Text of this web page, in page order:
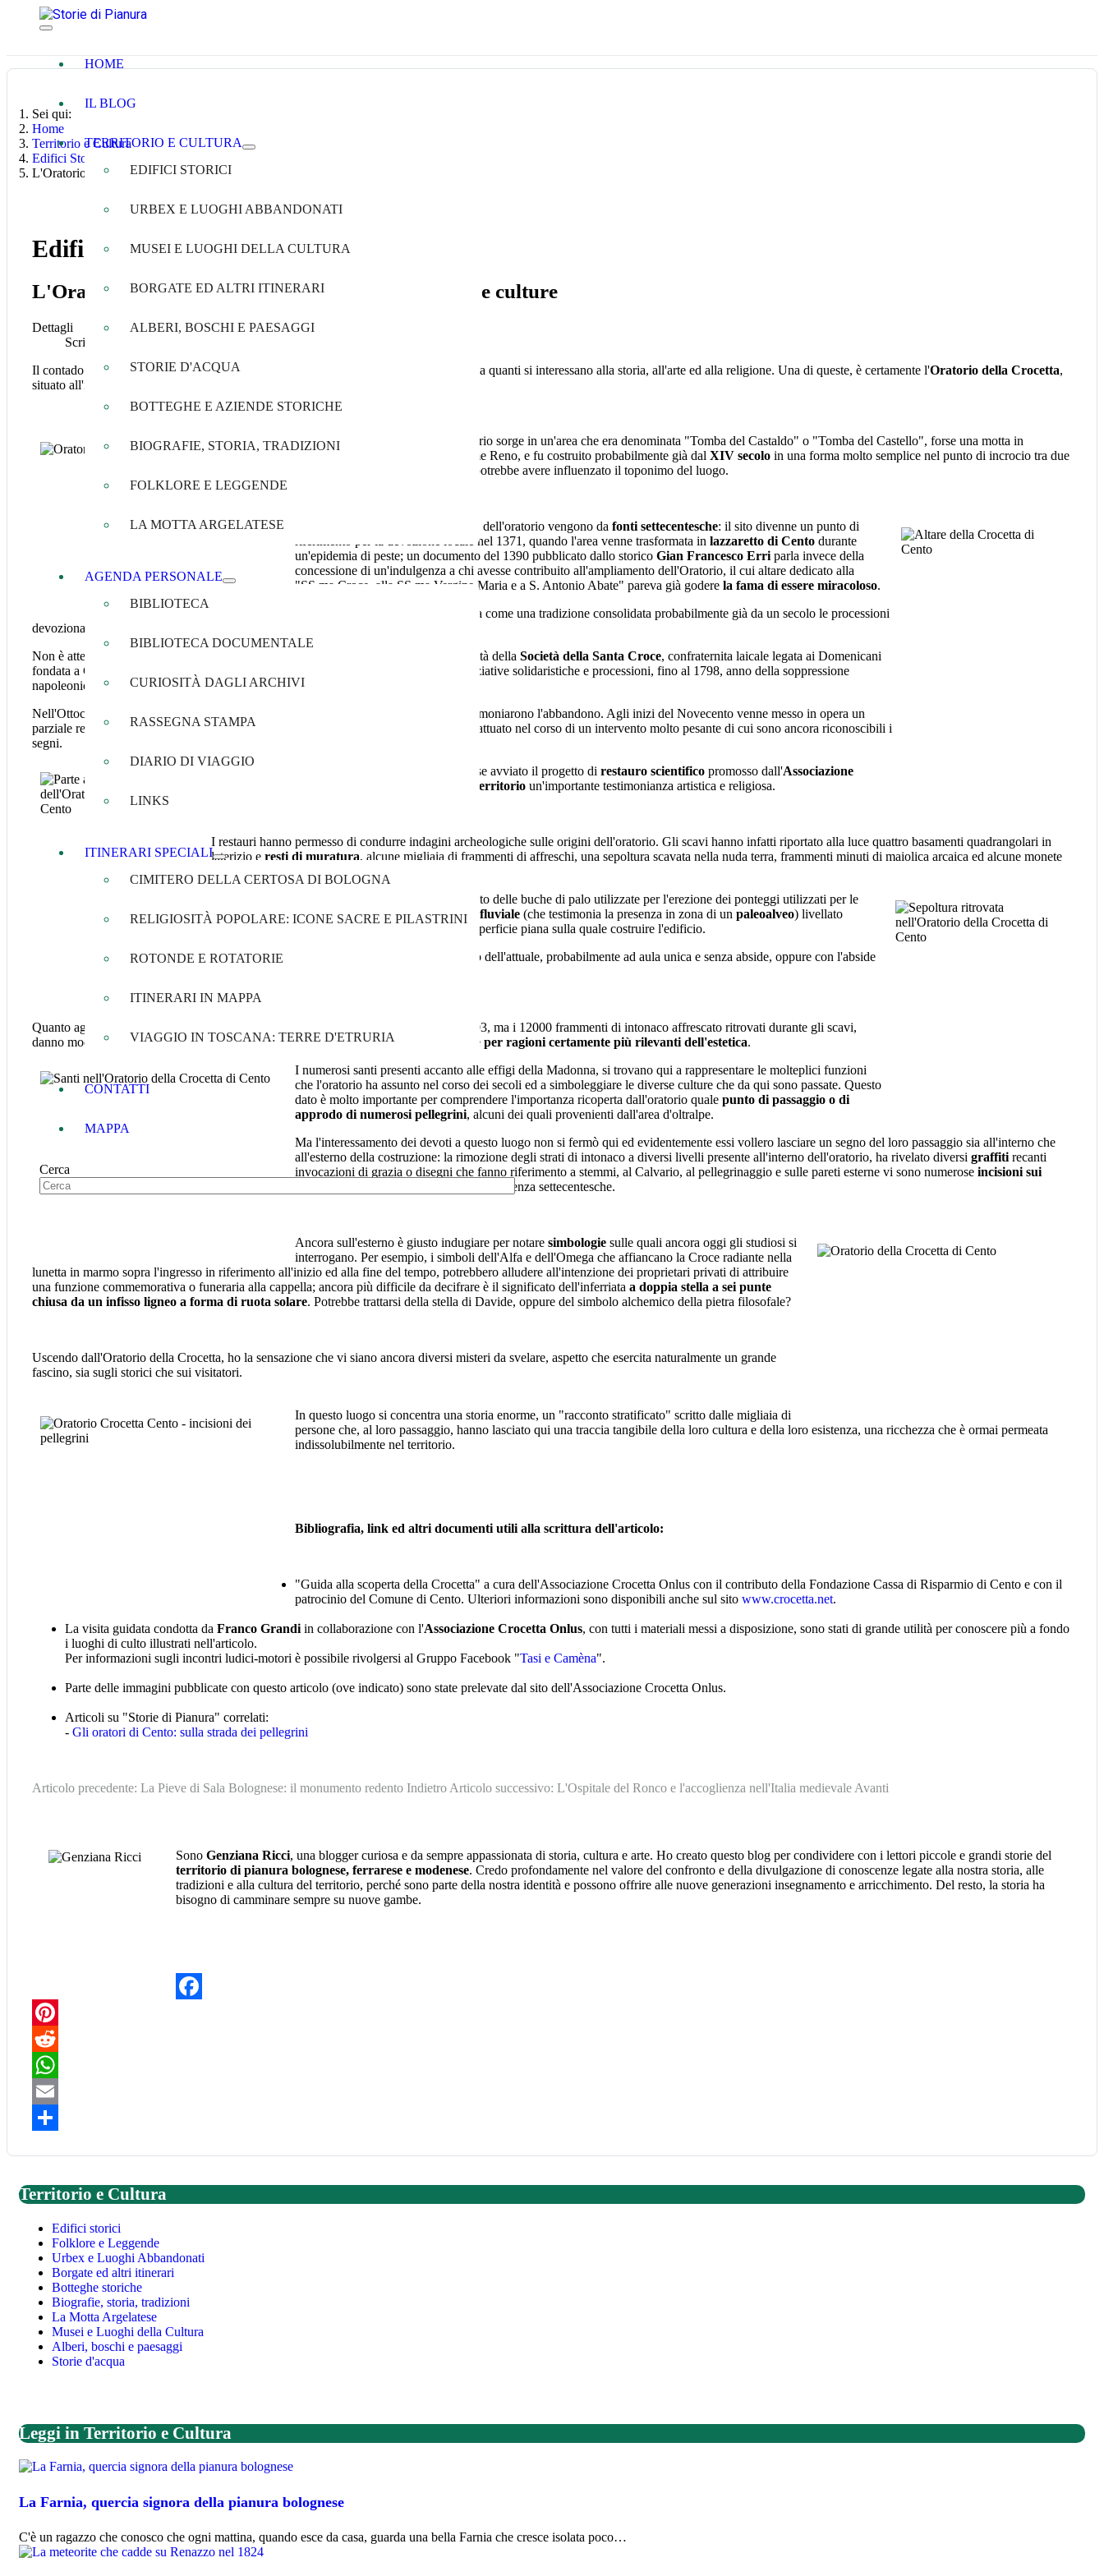
HOME
IL BLOG
TERRITORIO E CULTURA
EDIFICI STORICI
URBEX E LUOGHI ABBANDONATI
MUSEI E LUOGHI DELLA CULTURA
BORGATE ED ALTRI ITINERARI
ALBERI, BOSCHI E PAESAGGI
STORIE D'ACQUA
BOTTEGHE E AZIENDE STORICHE
BIOGRAFIE, STORIA, TRADIZIONI
FOLKLORE E LEGGENDE
LA MOTTA ARGELATESE
AGENDA PERSONALE
BIBLIOTECA
BIBLIOTECA DOCUMENTALE
CURIOSITÀ DAGLI ARCHIVI
RASSEGNA STAMPA
DIARIO DI VIAGGIO
LINKS
ITINERARI SPECIALI
CIMITERO DELLA CERTOSA DI BOLOGNA
RELIGIOSITÀ POPOLARE: ICONE SACRE E PILASTRINI
ROTONDE E ROTATORIE
ITINERARI IN MAPPA
VIAGGIO IN TOSCANA: TERRE D'ETRURIA
CONTATTI
MAPPA
Cerca
Sei qui:
Home
Territorio e Cultura
Edifici Storici
L'Oratorio della Crocetta di Cento: secoli di storia e culture
Edifici Storici
L'Oratorio della Crocetta di Cento: secoli di storia e culture
Dettagli
Scritto da
Il contado di
Cento, in provincia di Ferrara, può riservare diverse sorprese, soprattutto a quanti si interessano alla storia, all'arte ed alla religione. Una di queste, è certamente l'Oratorio della Crocetta,
situato all'incrocio tra la via Penzale e la via Sant'Orsano.
Secondo la tradizione locale, l'oratorio sorge in un'area che era denominata "Tomba del Castaldo" o "Tomba del Castello", forse una motta in
prossimità dell'antico corso del fiume Reno, e fu costruito probabilmente già dal XIV secolo in una forma molto semplice nel punto di incrocio tra due
tracciati viari, posizionamento che potrebbe avere influenzato il toponimo del luogo.
Le prime informazioni che abbiamo dell'oratorio vengono da fonti settecentesche: il sito divenne un punto di
riferimento per la devozione locale nel 1371, quando l'area venne trasformata in lazzaretto di Cento durante
un'epidemia di peste; un documento del 1390 pubblicato dallo storico Gian Francesco Erri parla invece della
concessione di un'indulgenza a chi avesse contribuito all'ampliamento dell'Oratorio, il cui altare dedicato alla
"SS.ma Croce, alla SS.ma Vergine Maria e a S. Antonio Abate" pareva già godere la fama di essere miracoloso.
Un altro documento del 1495 attesta come una tradizione consolidata probabilmente già da un secolo le processioni
devozionali verso la Crocetta promosse dalla "
Non è attestato esattamente da quando, ma ad un certo punto l'oratorio divenne proprietà della Società della Santa Croce, confraternita laicale legata ai Domenicani
fondata a Cento nel 1454, della quale sono documentate attività nell'oratorio, come iniziative solidaristiche e processioni, fino al 1798, anno della soppressione
napoleonica.
Nell'Ottocento l'oratorio divenne proprietà di privati e le diverse visite pastorali ne testimoniarono l'abbandono. Agli inizi del Novecento venne messo in opera un
parziale restauro sulla base del progetto dello scultore
, che venne attuato nel corso di un intervento molto pesante di cui sono ancora riconoscibili i
segni.
Si sarebbe dovuto attendere fino al 2003 perché fosse avviato il progetto di restauro scientifico promosso dall'Associazione
restituire al territorio un'importante testimonianza artistica e religiosa.
I restauri hanno permesso di condurre indagini archeologiche sulle origini dell'oratorio. Gli scavi hanno infatti riportato alla luce quattro basamenti quadrangolari in
laterizio e resti di muratura, alcune migliaia di frammenti di affreschi, una sepoltura scavata nella nuda terra, frammenti minuti di maiolica arcaica ed alcune monete
Le indagini hanno inoltre consentito il riconoscimento delle buche di palo utilizzate per l'erezione dei ponteggi utilizzati per le
diverse fasi di costruzione dell'oratorio, di undosso fluviale (che testimonia la presenza in zona di un paleoalveo) livellato
artificialmente con un terrapieno per ottenere una superficie piana sulla quale costruire l'edificio.
L'oratorio originario si presentava un po' più piccolo dell'attuale, probabilmente ad aula unica e senza abside, oppure con l'abside
Quanto agli
, quelli visibili alle pareti risalgono al periodo tra il 1491 ed il 1503, ma i 12000 frammenti di intonaco affrescato ritrovati durante gli scavi,
danno modo di pensare che il lavoro di decorazione parietale fosse iniziato ben prima e per ragioni certamente più rilevanti dell'estetica.
I numerosi santi presenti accanto alle effigi della Madonna, si trovano qui a rappresentare le molteplici funzioni
che l'oratorio ha assunto nel corso dei secoli ed a simboleggiare le diverse culture che da qui sono passate. Questo
dato è molto importante per comprendere l'importanza ricoperta dall'oratorio quale punto di passaggio o di
approdo di numerosi pellegrini, alcuni dei quali provenienti dall'area d'oltralpe.
Ma l'interessamento dei devoti a questo luogo non si fermò qui ed evidentemente essi vollero lasciare un segno del loro passaggio sia all'interno che
all'esterno della costruzione: la rimozione degli strati di intonaco a diversi livelli presente all'interno dell'oratorio, ha rivelato diversi graffiti recanti
invocazioni di grazia o disegni che fanno riferimento a stemmi, al Calvario, al pellegrinaggio e sulle pareti esterne vi sono numerose incisioni sui
che recano nomi e date, in prevalenza settecentesche.
Ancora sull'esterno è giusto indugiare per notare simbologie sulle quali ancora oggi gli studiosi si
interrogano. Per esempio, i simboli dell'Alfa e dell'Omega che affiancano la Croce radiante nella
lunetta in marmo sopra l'ingresso in riferimento all'inizio ed alla fine del tempo, potrebbero alludere all'intenzione dei proprietari privati di attribuire
una funzione commemorativa o funeraria alla cappella; ancora più difficile da decifrare è il significato dell'inferriata a doppia stella a sei punte
chiusa da un infisso ligneo a forma di ruota solare. Potrebbe trattarsi della stella di Davide, oppure del simbolo alchemico della pietra filosofale?
Uscendo dall'Oratorio della Crocetta, ho la sensazione che vi siano ancora diversi misteri da svelare, aspetto che esercita naturalmente un grande
fascino, sia sugli storici che sui visitatori.
In questo luogo si concentra una storia enorme, un "racconto stratificato" scritto dalle migliaia di
persone che, al loro passaggio, hanno lasciato qui una traccia tangibile della loro cultura e della loro esistenza, una ricchezza che è ormai permeata
indissolubilmente nel territorio.
Bibliografia, link ed altri documenti utili alla scrittura dell'articolo:
"Guida alla scoperta della Crocetta" a cura dell'Associazione Crocetta Onlus con il contributo della Fondazione Cassa di Risparmio di Cento e con il
patrocinio del Comune di Cento. Ulteriori informazioni sono disponibili anche sul sito www.crocetta.net.
La visita guidata condotta da Franco Grandi in collaborazione con l'Associazione Crocetta Onlus, con tutti i materiali messi a disposizione, sono stati di grande utilità per conoscere più a fondo
i luoghi di culto illustrati nell'articolo.
Per informazioni sugli incontri ludici-motori è possibile rivolgersi al Gruppo Facebook "Tasi e Camèna".
Parte delle immagini pubblicate con questo articolo (ove indicato) sono state prelevate dal sito dell'Associazione Crocetta Onlus.
Articoli su "Storie di Pianura" correlati:
- Gli oratori di Cento: sulla strada dei pellegrini
Articolo precedente: La Pieve di Sala Bolognese: il monumento redento Indietro Articolo successivo: L'Ospitale del Ronco e l'accoglienza nell'Italia medievale Avanti
Sono Genziana Ricci, una blogger curiosa e da sempre appassionata di storia, cultura e arte. Ho creato questo blog per condividere con i lettori piccole e grandi storie del
territorio di pianura bolognese, ferrarese e modenese. Credo profondamente nel valore del confronto e della divulgazione di conoscenze legate alla nostra storia, alle
tradizioni e alla cultura del territorio, perché sono parte della nostra identità e possono offrire alle nuove generazioni insegnamento e arricchimento. Del resto, la storia ha
bisogno di camminare sempre su nuove gambe.
Facebook
Pinterest
Reddit
WhatsApp
Email
Territorio e Cultura
Edifici storici
Folklore e Leggende
Urbex e Luoghi Abbandonati
Borgate ed altri itinerari
Botteghe storiche
Biografie, storia, tradizioni
La Motta Argelatese
Musei e Luoghi della Cultura
Alberi, boschi e paesaggi
Storie d'acqua
Leggi in Territorio e Cultura
La Farnia, quercia signora della pianura bolognese
C'è un ragazzo che conosco che ogni mattina, quando esce da casa, guarda una bella Farnia che cresce isolata poco…